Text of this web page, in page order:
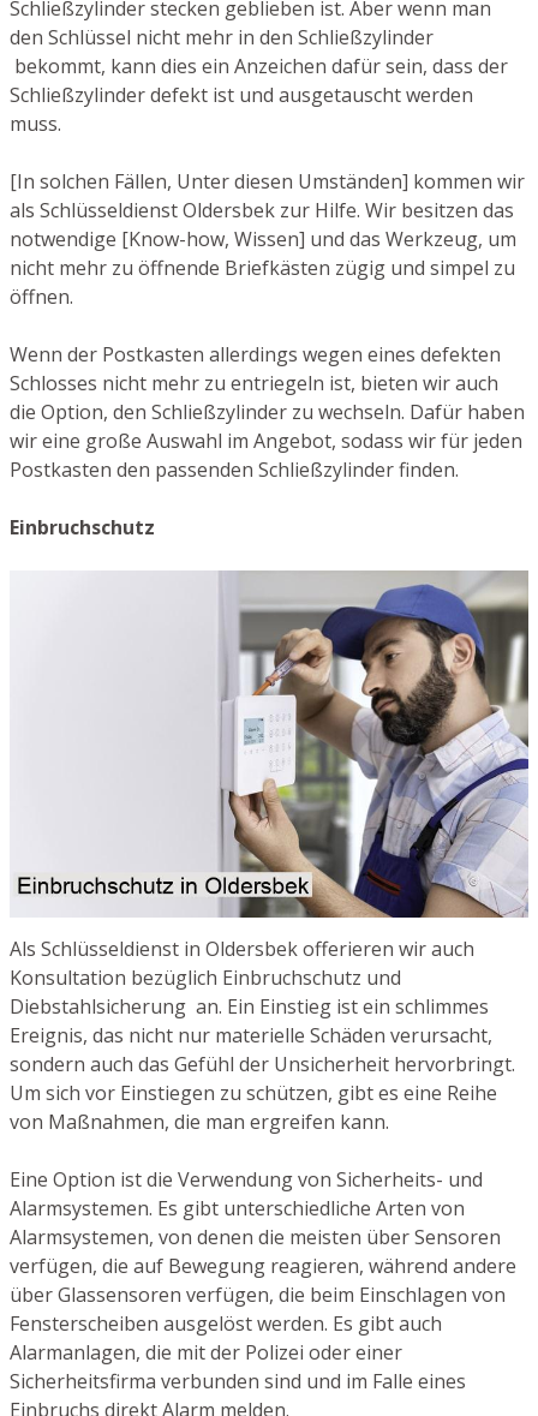
Schließzylinder stecken geblieben ist. Aber wenn man
den Schlüssel nicht mehr in den Schließzylinder
bekommt, kann dies ein Anzeichen dafür sein, dass der
Schließzylinder defekt ist und ausgetauscht werden
muss.
[In solchen Fällen, Unter diesen Umständen] kommen wir
als Schlüsseldienst Oldersbek zur Hilfe. Wir besitzen das
notwendige [Know-how, Wissen] und das Werkzeug, um
nicht mehr zu öffnende Briefkästen zügig und simpel zu
öffnen.
Wenn der Postkasten allerdings wegen eines defekten
Schlosses nicht mehr zu entriegeln ist, bieten wir auch
die Option, den Schließzylinder zu wechseln. Dafür haben
wir eine große Auswahl im Angebot, sodass wir für jeden
Postkasten den passenden Schließzylinder finden.
Einbruchschutz
Als Schlüsseldienst in Oldersbek offerieren wir auch
Konsultation bezüglich Einbruchschutz und
Diebstahlsicherung an. Ein Einstieg ist ein schlimmes
Ereignis, das nicht nur materielle Schäden verursacht,
sondern auch das Gefühl der Unsicherheit hervorbringt.
Um sich vor Einstiegen zu schützen, gibt es eine Reihe
von Maßnahmen, die man ergreifen kann.
Eine Option ist die Verwendung von Sicherheits- und
Alarmsystemen. Es gibt unterschiedliche Arten von
Alarmsystemen, von denen die meisten über Sensoren
verfügen, die auf Bewegung reagieren, während andere
über Glassensoren verfügen, die beim Einschlagen von
Fensterscheiben ausgelöst werden. Es gibt auch
Alarmanlagen, die mit der Polizei oder einer
Sicherheitsfirma verbunden sind und im Falle eines
Einbruchs direkt Alarm melden.